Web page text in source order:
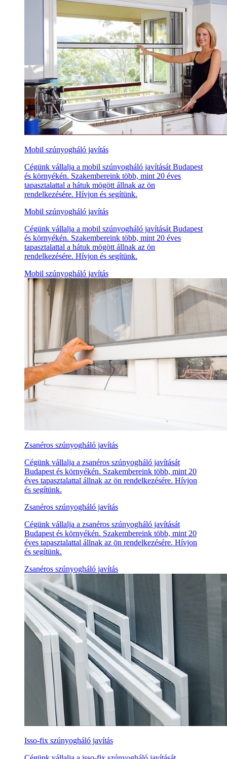
Mobil szúnyogháló javítás
Cégünk vállalja a mobil szúnyogháló javítását Budapest
és környékén. Szakembereink több, mint 20 éves
tapasztalattal a hátuk mögött állnak az ön
rendelkezésére. Hívjon és segítünk.
Mobil szúnyogháló javítás
Cégünk vállalja a mobil szúnyogháló javítását Budapest
és környékén. Szakembereink több, mint 20 éves
tapasztalattal a hátuk mögött állnak az ön
rendelkezésére. Hívjon és segítünk.
Mobil szúnyogháló javítás
Zsanéros szúnyogháló javítás
Cégünk vállalja a zsanéros szúnyogháló javítását
Budapest és környékén. Szakembereink több, mint 20
éves tapasztalattal állnak az ön rendelkezésére. Hívjon
és segítünk.
Zsanéros szúnyogháló javítás
Cégünk vállalja a zsanéros szúnyogháló javítását
Budapest és környékén. Szakembereink több, mint 20
éves tapasztalattal állnak az ön rendelkezésére. Hívjon
és segítünk.
Zsanéros szúnyogháló javítás
Isso-fix szúnyogháló javítás